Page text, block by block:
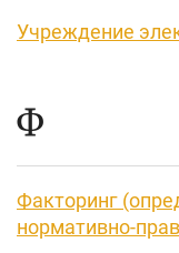
Учреждение
Ф
Факторинг
нормативно-